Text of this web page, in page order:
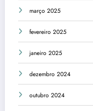
março 2025
fevereiro 2025
janeiro 2025
dezembro 2024
outubro 2024